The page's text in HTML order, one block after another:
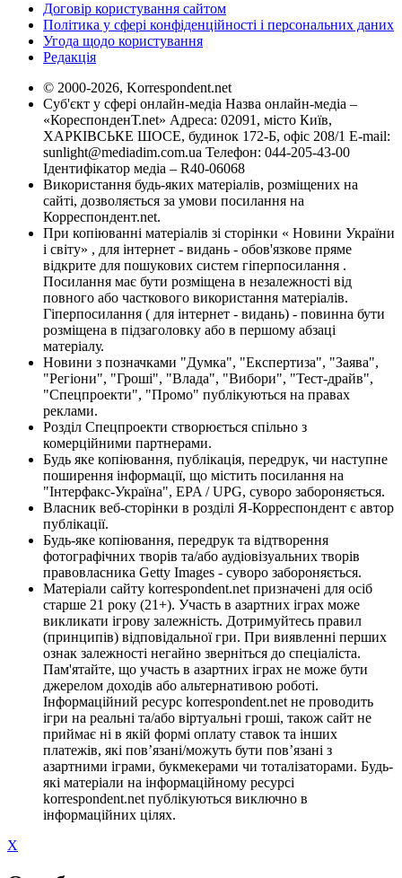
Договір користування сайтом
Політика у сфері конфіденційності і персональних даних
Угода щодо користування
Редакція
© 2000-2026, Korrespondent.net
Суб'єкт у сфері онлайн-медіа Назва онлайн-медіа –
«КореспонденТ.net» Адреса: 02091, місто Київ,
ХАРКІВСЬКЕ ШОСЕ, будинок 172-Б, офіс 208/1 E-mail:
sunlight@mediadim.com.ua Телефон: 044-205-43-00
Ідентифікатор медіа – R40-06068
Використання будь-яких матеріалів, розміщених на
сайті, дозволяється за умови посилання на
Корреспондент.net.
При копіюванні матеріалів зі сторінки « Новини України
і світу» , для інтернет - видань - обов'язкове пряме
відкрите для пошукових систем гіперпосилання .
Посилання має бути розміщена в незалежності від
повного або часткового використання матеріалів.
Гіперпосилання ( для інтернет - видань) - повинна бути
розміщена в підзаголовку або в першому абзаці
матеріалу.
Новини з позначками "Думка", "Експертиза", "Заява",
"Регіони", "Гроші", "Влада", "Вибори", "Тест-драйв",
"Спецпроекти", "Промо" публікуються на правах
реклами.
Розділ Спецпроекти створюється спільно з
комерційними партнерами.
Будь яке копіювання, публікація, передрук, чи наступне
поширення інформації, що містить посилання на
"Інтерфакс-Україна", EPA / UPG, суворо забороняється.
Власник веб-сторінки в розділі Я-Корреспондент є автор
публікації.
Будь-яке копіювання, передрук та відтворення
фотографічних творів та/або аудіовізуальних творів
правовласника Getty Images - суворо забороняється.
Матеріали сайту korrespondent.net призначені для осіб
старше 21 року (21+). Участь в азартних іграх може
викликати ігрову залежність. Дотримуйтесь правил
(принципів) відповідальної гри. При виявленні перших
ознак залежності негайно зверніться до спеціаліста.
Пам'ятайте, що участь в азартних іграх не може бути
джерелом доходів або альтернативою роботі.
Інформаційний ресурс korrespondent.net не проводить
ігри на реальні та/або віртуальні гроші, також сайт не
приймає ні в якій формі оплату ставок та інших
платежів, які пов’язані/можуть бути пов’язані з
азартними іграми, букмекерами чи тоталізаторами. Будь-
які матеріали на інформаційному ресурсі
korrespondent.net публікуються виключно в
інформаційних цілях.
X